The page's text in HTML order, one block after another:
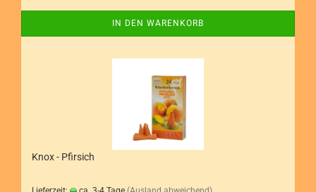
IN DEN WARENKORB
Knox - Pfirsich